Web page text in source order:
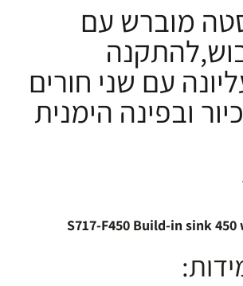
מוברש עם
עם שני חורים
ובפינה הימנית
S717-F450 Build-in sink